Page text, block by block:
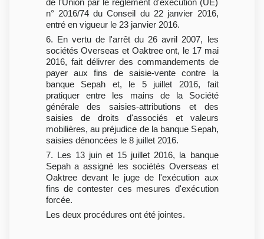
de l'Union par le règlement d'exécution (UE)
n° 2016/74 du Conseil du 22 janvier 2016,
entré en vigueur le 23 janvier 2016.
6. En vertu de l'arrêt du 26 avril 2007, les
sociétés Overseas et Oaktree ont, le 17 mai
2016, fait délivrer des commandements de
payer aux fins de saisie-vente contre la
banque Sepah et, le 5 juillet 2016, fait
pratiquer entre les mains de la Société
générale des saisies-attributions et des
saisies de droits d'associés et valeurs
mobilières, au préjudice de la banque Sepah,
saisies dénoncées le 8 juillet 2016.
7. Les 13 juin et 15 juillet 2016, la banque
Sepah a assigné les sociétés Overseas et
Oaktree devant le juge de l'exécution aux
fins de contester ces mesures d'exécution
forcée.
Les deux procédures ont été jointes.